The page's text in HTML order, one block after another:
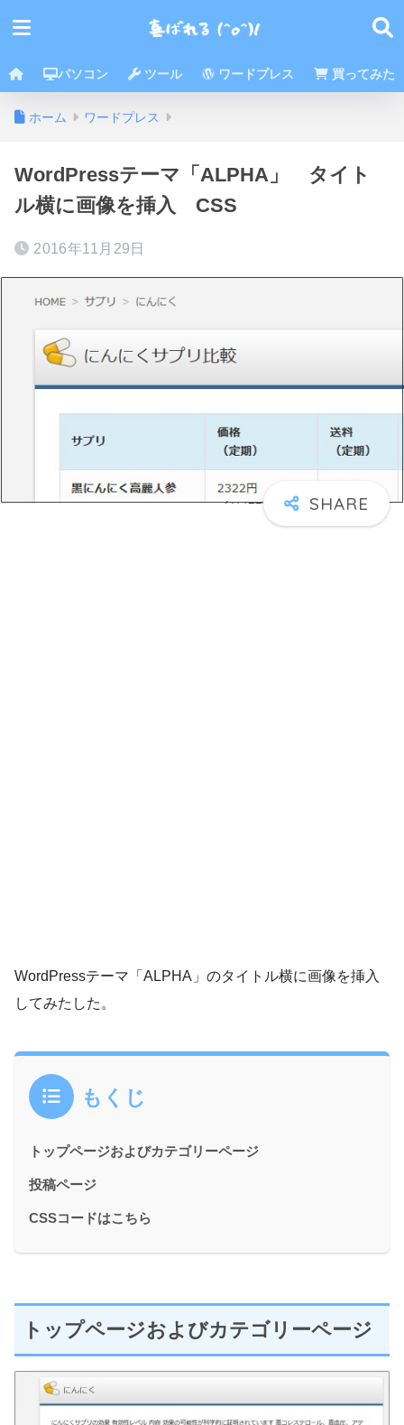
パソコン ツール ワードプレス 買ってみた
ホーム ワードプレス
WordPressテーマ「ALPHA」 タイト
ル横に画像を挿入 CSS
2016年11月29日
WordPressテーマ「ALPHA」のタイトル横に画像を挿入
してみたした。
もくじ
トップページおよびカテゴリーページ
投稿ページ
CSSコードはこちら
トップページおよびカテゴリーページ